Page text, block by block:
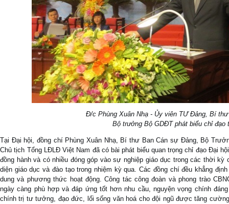
Đ/c Phùng Xuân Nhạ - Ủy viên TƯ Đảng, Bí
Bộ trưởng Bộ GDĐT phát biểu chỉ đạo
Tại Đại hội, đồng chí Phùng Xuân Nhạ, Bí thư Ban Cán sự Đảng, Bộ
Chủ tịch Tổng LĐLĐ Việt Nam đã có bài phát biểu quan trọng chỉ đạo Đại
đồng hành và có nhiều đóng góp vào sự nghiệp giáo dục trong các thời
diện giáo dục và đào tạo trong nhiệm kỳ qua. Các đồng chí đều khẳng
dung và phương thức hoạt động. Công tác công đoàn và phong trào
ngày càng phù hợp và đáp ứng tốt hơn nhu cầu, nguyện vọng chính
chính trị tư tưởng, đạo đức, lối sống văn hoá cho đội ngũ được tăng